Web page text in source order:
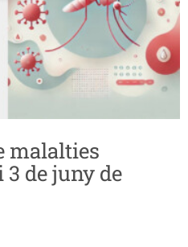
malalties
3 de juny de